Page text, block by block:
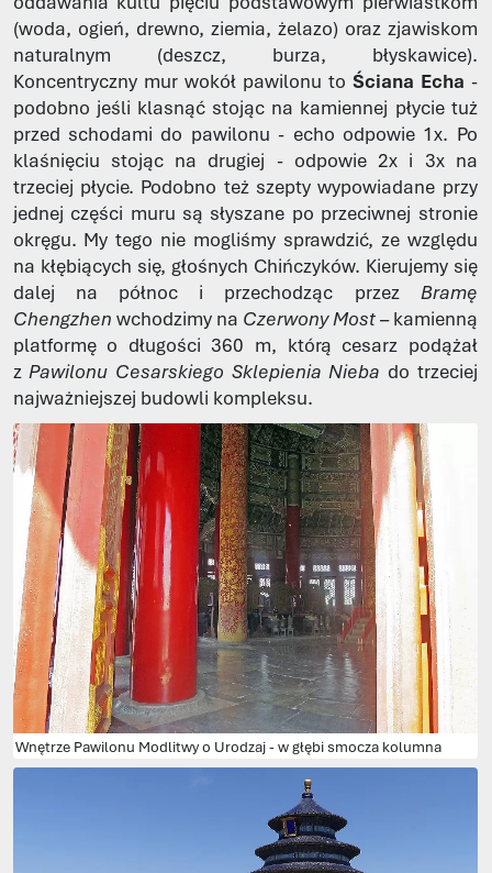
(woda, ogień, drewno, ziemia, żelazo) oraz zjawiskom
naturalnym (deszcz, burza, błyskawice).
Koncentryczny mur wokół pawilonu to Ściana Echa -
podobno jeśli klasnąć stojąc na kamiennej płycie tuż
przed schodami do pawilonu - echo odpowie 1x. Po
klaśnięciu stojąc na drugiej - odpowie 2x i 3x na
trzeciej płycie. Podobno też szepty wypowiadane przy
jednej części muru są słyszane po przeciwnej stronie
okręgu. My tego nie mogliśmy sprawdzić, ze względu
na kłębiących się, głośnych Chińczyków. Kierujemy się
dalej na północ i przechodząc przez Bramę
Chengzhen wchodzimy na Czerwony Most– kamienną
platformę o długości 360 m, którą cesarz podążał
zPawilonu Cesarskiego Sklepienia Nieba do trzeciej
najważniejszej budowli kompleksu.
Wnętrze Pawilonu Modlitwy o Urodzaj - w głębi smocza kolumna